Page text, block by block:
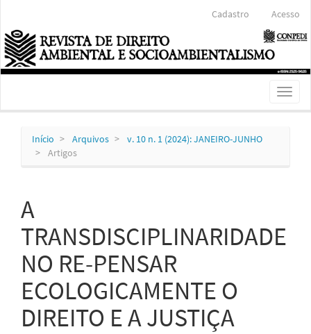
Conteúdo
principal
Barra
Lateral
Cadastro Acesso
Toggle
Início Arquivos
v. 10 n. 1 (2024): JANEIRO-JUNHO
Artigos
A
TRANSDISCIPLINARIDADE
NO RE-PENSAR
ECOLOGICAMENTE O
DIREITO E A JUSTIÇA